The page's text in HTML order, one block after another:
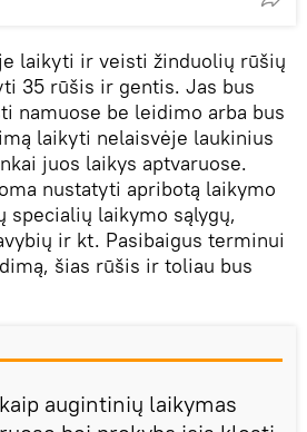
laikyti ir veisti žinduolių rūšių
35 rūšis ir gentis. Jas bus
namuose be leidimo arba bus
laikyti nelaisvėje laukinius
juos laikys aptvaruose.
nustatyti apribotą laikymo
laikymo sąlygų,
ir kt. Pasibaigus terminui
šias rūšis ir toliau bus
augintinių laikymas